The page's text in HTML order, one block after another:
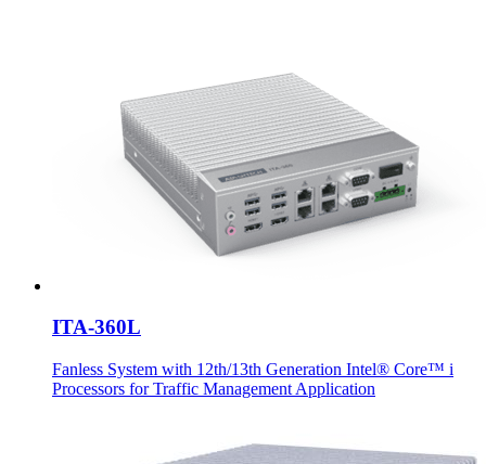
ITA-360L
Fanless System with 12th/13th Generation Intel® Core™ i
Processors for Traffic Management Application